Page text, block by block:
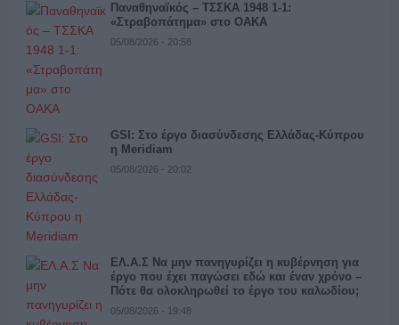
Παναθηναϊκός – ΤΣΣΚΑ 1948 1-1:
«Στραβοπάτημα» στο ΟΑΚΑ
05/08/2026 - 20:58
GSI: Στο έργο διασύνδεσης Ελλάδας-Κύπρου
η Meridiam
05/08/2026 - 20:02
ΕΛ.Α.Σ Να μην πανηγυρίζει η κυβέρνηση για
έργο που έχει παγώσει εδώ και έναν χρόνο –
Πότε θα ολοκληρωθεί το έργο του καλωδίου;
05/08/2026 - 19:48